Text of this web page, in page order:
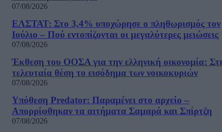
07/08/2026
ΕΛΣΤΑΤ: Στο 3,4% υποχώρησε ο πληθωρισμός τον
Ιούλιο – Πού εντοπίζονται οι μεγαλύτερες μειώσεις
07/08/2026
Έκθεση του ΟΟΣΑ για την ελληνική οικονομία:
τελευταία θέση το εισόδημα των νοικοκυριών
07/08/2026
Υπόθεση Predator: Παραμένει στο αρχείο –
Απορρίφθηκαν τα αιτήματα Σαμαρά και Σπίρτζη
07/08/2026